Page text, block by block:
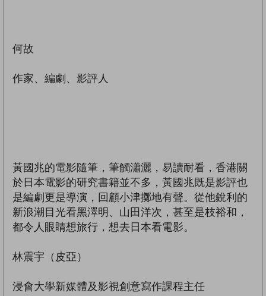
何故
作家、編劇、影評人
黃國兆的電影隨筆，筆觸瀟灑，易讀耐看，香港關
於日本電影的研究書籍並不多，黃國兆既是影評也
是編劇更是導演，回顧小津擲地有聲。從他銳利的
新浪潮目光看黑澤明、山田洋次，甚至是枝裕和，
都令人眼睛想旅行，想去日本看電影。
林震宇（皮亞）
浸會大學新媒體及影視創意寫作課程主任